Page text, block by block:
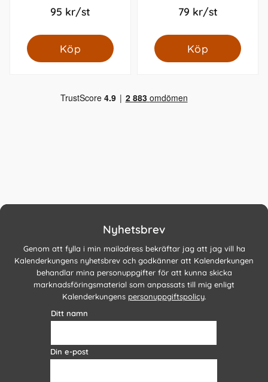
95 kr/st
Köp
79 kr/st
Köp
Nyhetsbrev
Genom att fylla i min mailadress bekräftar jag att jag vill ha
Kalenderkungens nyhetsbrev och godkänner att Kalenderkungen
behandlar mina personuppgifter för att kunna skicka
marknadsföringsmaterial som anpassats till mig enligt
Kalenderkungens personuppgiftspolicy.
Ditt namn
Din e-post